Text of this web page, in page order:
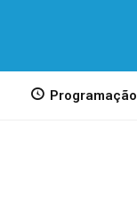
Programação